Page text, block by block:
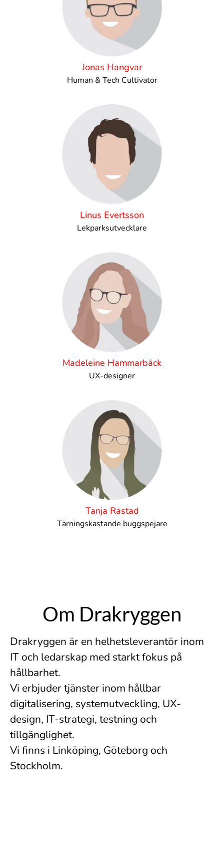
Jonas Hangvar
Human & Tech Cultivator
Linus Evertsson
Lekparksutvecklare
Madeleine Hammarbäck
UX-designer
Tanja Rastad
Tärningskastande buggspejare
Om Drakryggen
Drakryggen är en helhetsleverantör inom
IT och ledarskap med starkt fokus på
hållbarhet.
Vi erbjuder tjänster inom hållbar
digitalisering, systemutveckling, UX-
design, IT-strategi, testning och
tillgänglighet.
Vi finns i Linköping, Göteborg och
Stockholm.